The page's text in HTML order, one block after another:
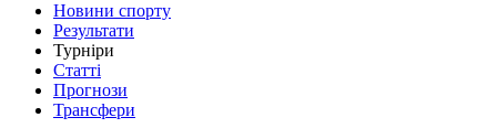
Новини спорту
Результати
Турніри
Статті
Прогнози
Трансфери